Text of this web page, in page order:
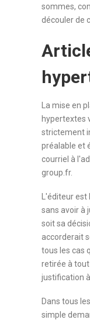
sommes,
découler de
La mise en
hypertextes
strictement
préalable et
courriel à
group.fr.
L'éditeur
sans avoir à
soit sa
accorderait
tous les cas
retirée à
justification
Dans tous
simple